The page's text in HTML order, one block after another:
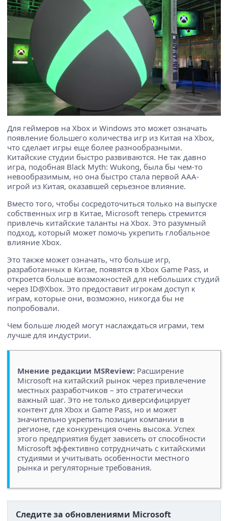
Для геймеров на Xbox и Windows это может означать
появление большего количества игр из Китая на Xbox,
что сделает игры еще более разнообразными.
Китайские студии быстро развиваются. Не так давно
игра, подобная Black Myth: Wukong, была бы чем-то
невообразимым, но она быстро стала первой ААА-
игрой из Китая, оказавшей серьезное влияние.
Вместо того, чтобы сосредоточиться только на выпуске
собственных игр в Китае, Microsoft теперь стремится
привлечь китайские таланты на Xbox. Это разумный
подход, который может помочь укрепить глобальное
влияние Xbox.
Это также может означать, что больше игр,
разработанных в Китае, появятся в Xbox Game Pass, и
откроется больше возможностей для небольших студий
через ID@Xbox. Это предоставит игрокам доступ к
играм, которые они, возможно, никогда бы не
попробовали.
Чем больше людей могут наслаждаться играми, тем
лучше для индустрии.
Мнение редакции MSReview: Расширение
Microsoft на китайский рынок через привлечение
местных разработчиков – это стратегически
важный шаг. Это не только диверсифицирует
контент для Xbox и Game Pass, но и может
значительно укрепить позиции компании в
регионе, где конкуренция очень высока. Успех
этого предприятия будет зависеть от способности
Microsoft эффективно сотрудничать с китайскими
студиями и учитывать особенности местного
рынка и регуляторные требования.
Следите за обновлениями Microsoft